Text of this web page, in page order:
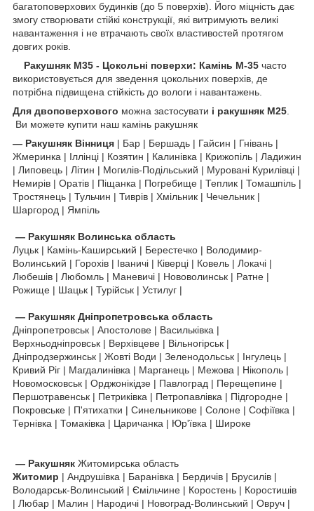
багатоповерхових будинків (до 5 поверхів). Його міцність дає
змогу створювати стійкі конструкції, які витримують великі
навантаження і не втрачають своїх властивостей протягом
довгих років.
Ракушняк М35 - Цокольні поверхи: Камінь М-35 часто
використовується для зведення цокольних поверхів, де
потрібна підвищена стійкість до вологи і навантажень.
Для двоповерхового можна застосувати і ракушняк М25.
Ви можете купити наш камінь ракушняк
— Ракушняк Вінниця | Бар | Бершадь | Гайсин | Гнівань |
Жмеринка | Іллінці | Козятин | Калинівка | Крижопіль | Ладижин
| Липовець | Літин | Могилів-Подільський | Муровані Курилівці |
Немирів | Оратів | Піщанка | Погребище | Теплик | Томашпіль |
Тростянець | Тульчин | Тиврів | Хмільник | Чечельник |
Шаргород | Ямпіль
— Ракушняк Волинська область
Луцьк | Камінь-Каширський | Берестечко | Володимир-
Волинський | Горохів | Іваничі | Ківерці | Ковель | Локачі |
Любешів | Любомль | Маневичі | Нововолинськ | Ратне |
Рожище | Шацьк | Турійськ | Устилуг |
— Ракушняк Дніпропетровська область
Дніпропетровськ | Апостолове | Васильківка |
Верхньодніпровськ | Верхівцеве | Вільногірськ |
Дніпродзержинськ | Жовті Води | Зеленодольськ | Інгулець |
Кривий Ріг | Магдалинівка | Марганець | Межова | Нікополь |
Новомосковськ | Орджонікідзе | Павлоград | Перещепине |
Першотравенськ | Петриківка | Петропавлівка | Підгородне |
Покровське | П'ятихатки | Синельникове | Солоне | Софіївка |
Тернівка | Томаківка | Царичанка | Юр'ївка | Широке
— Ракушняк Житомирська область
Житомир | Андрушівка | Баранівка | Бердичів | Брусилів |
Володарськ-Волинський | Ємільчине | Коростень | Коростишів
| Любар | Малин | Народичі | Новоград-Волинський | Овруч |